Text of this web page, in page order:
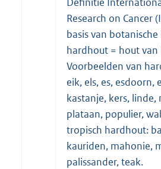
Research on Cancer
basis van
hardhout = hout
Voorbeelden van
eik, els, es, esdoorn,
kastanje, kers,
plataan, populier,
tropisch hardhout:
kauriden, mahonie,
palissander, teak.